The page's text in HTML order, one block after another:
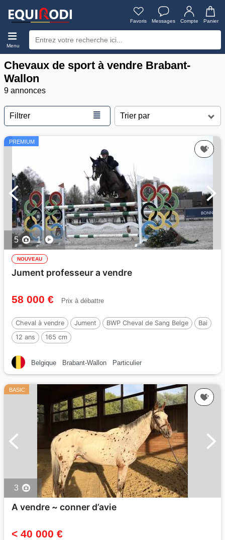
Favoris Messages Compte Panier
Menu
Chevaux de sport à vendre Brabant-
Wallon
9 annonces
Filtrer ≣
PREMIUM
5 1
NOUVEAU
Jument professeur a vendre
58 000 € Prix à débattre
Cheval à vendre Jument BWP Cheval de Sang Belge
Bai
12 ans
165 cm
Belgique Brabant-Wallon Particulier
BASIC
3
A vendre ~ conner d’avie
< 40 000 €